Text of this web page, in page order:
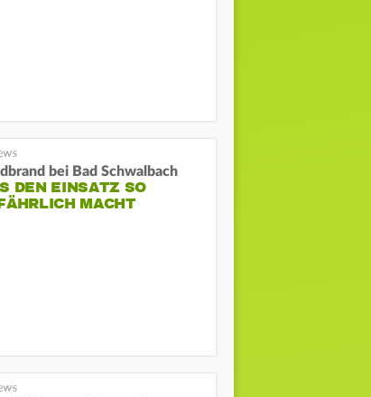
bei Bad Schwalbach
DEN EINSATZ SO
MACHT